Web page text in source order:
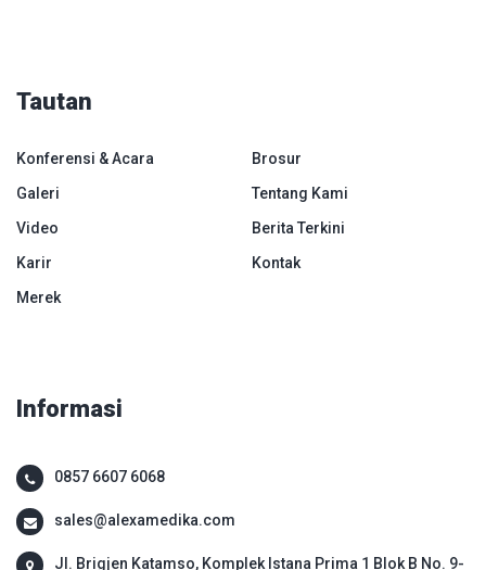
Tautan
Konferensi & Acara
Galeri
Video
Karir
Merek
Brosur
Tentang Kami
Berita Terkini
Kontak
Informasi
0857 6607 6068
sales@alexamedika.com
Jl. Brigjen Katamso, Komplek Istana Prima 1 Blok B No. 9-